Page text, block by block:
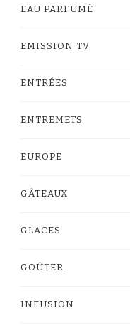
EAU PARFUMÉ
EMISSION TV
ENTRÉES
ENTREMETS
EUROPE
GÂTEAUX
GLACES
GOÛTER
INFUSION